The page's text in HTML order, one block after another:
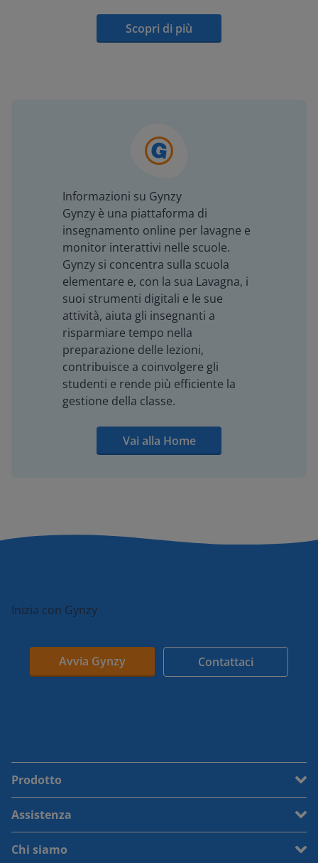
Scopri di più
Informazioni su Gynzy
Gynzy è una piattaforma di
insegnamento online per lavagne e
monitor interattivi nelle scuole.
Gynzy si concentra sulla scuola
elementare e, con la sua Lavagna, i
suoi strumenti digitali e le sue
attività, aiuta gli insegnanti a
risparmiare tempo nella
preparazione delle lezioni,
contribuisce a coinvolgere gli
studenti e rende più efficiente la
gestione della classe.
Vai alla Home
Inizia con Gynzy
Avvia Gynzy Contattaci
Prodotto
Assistenza
Chi siamo